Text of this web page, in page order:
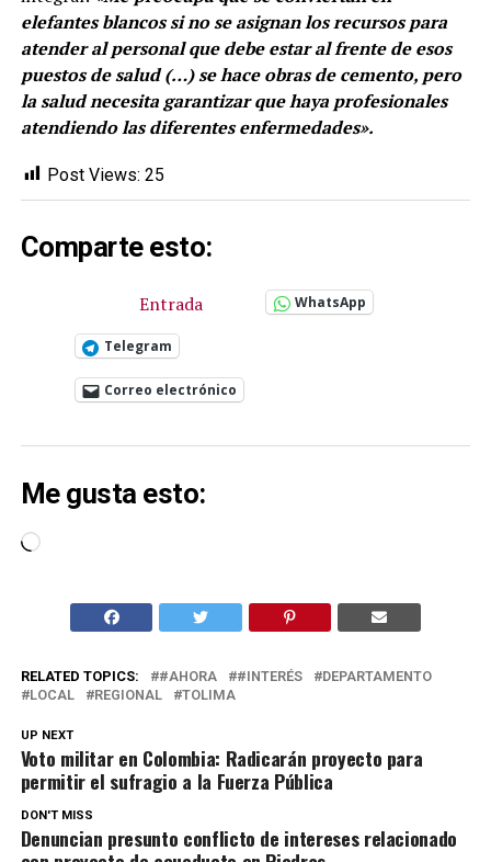
elefantes blancos si no se asignan los recursos para
atender al personal que debe estar al frente de esos
puestos de salud (…) se hace obras de cemento, pero
la salud necesita garantizar que haya profesionales
atendiendo las diferentes enfermedades».
Post Views: 25
Comparte esto:
Entrada WhatsApp
Telegram
Correo electrónico
Me gusta esto:
Cargando...
RELATED TOPICS: #AHORA #INTERÉS
DEPARTAMENTO
LOCAL
REGIONAL TOLIMA
UP NEXT
Voto militar en Colombia: Radicarán proyecto para
permitir el sufragio a la Fuerza Pública
DON'T MISS
Denuncian presunto conflicto de intereses relacionado